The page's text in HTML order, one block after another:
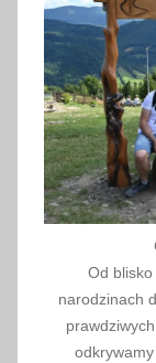
7
Od
narodzinach